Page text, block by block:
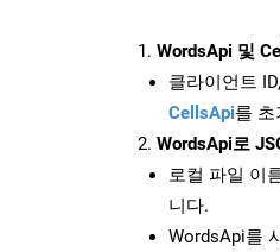
WordsApi 및
클라이언트
CellsApi를 초
WordsApi로
로컬 파일 이
니다.
WordsApi를